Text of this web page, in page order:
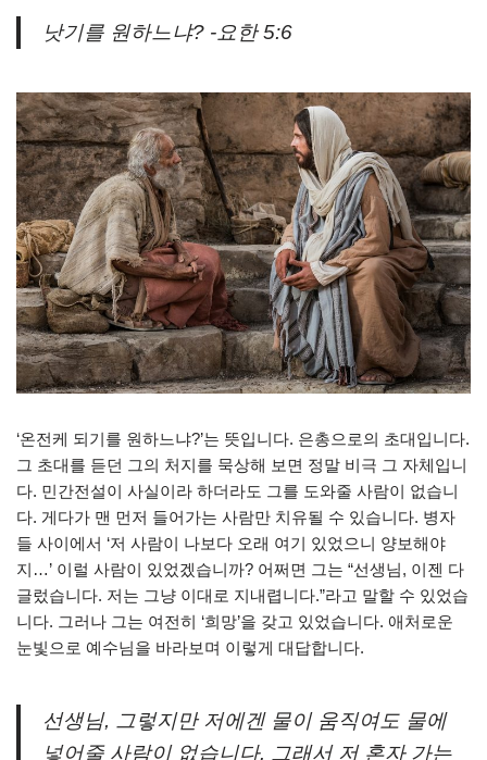
낫기를 원하느냐? -요한 5:6
‘온전케 되기를 원하느냐?’는 뜻입니다. 은총으로의 초대입니다.
그 초대를 듣던 그의 처지를 묵상해 보면 정말 비극 그 자체입니
다. 민간전설이 사실이라 하더라도 그를 도와줄 사람이 없습니
다. 게다가 맨 먼저 들어가는 사람만 치유될 수 있습니다. 병자
들 사이에서 ‘저 사람이 나보다 오래 여기 있었으니 양보해야
지…’ 이럴 사람이 있었겠습니까? 어쩌면 그는 “선생님, 이젠 다
글렀습니다. 저는 그냥 이대로 지내렵니다.”라고 말할 수 있었습
니다. 그러나 그는 여전히 ‘희망’을 갖고 있었습니다. 애처로운
눈빛으로 예수님을 바라보며 이렇게 대답합니다.
선생님, 그렇지만 저에겐 물이 움직여도 물에
넣어줄 사람이 없습니다. 그래서 저 혼자 가는